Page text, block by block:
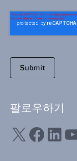
팔로우하기
X Facebook LinkedIn YouTube